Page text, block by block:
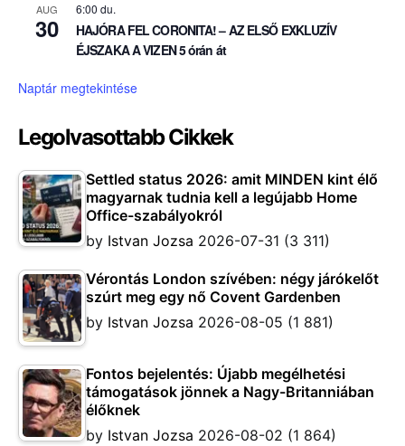
AUG
30
6:00 du.
HAJÓRA FEL CORONITA! – AZ ELSŐ EXKLUZÍV
ÉJSZAKA A VIZEN 5 órán át
Naptár megtekintése
Legolvasottabb Cikkek
Settled status 2026: amit MINDEN kint élő
magyarnak tudnia kell a legújabb Home
Office-szabályokról
by Istvan Jozsa 2026-07-31 (3 311)
Vérontás London szívében: négy járókelőt
szúrt meg egy nő Covent Gardenben
by Istvan Jozsa 2026-08-05 (1 881)
Fontos bejelentés: Újabb megélhetési
támogatások jönnek a Nagy-Britanniában
élőknek
by Istvan Jozsa 2026-08-02 (1 864)